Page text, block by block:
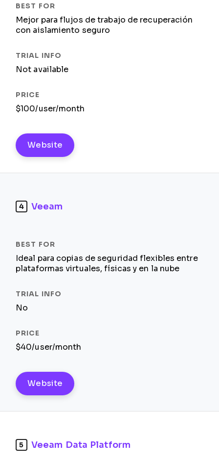
Mejor para flujos de trabajo de recuperación
con aislamiento seguro
Not available
$100/user/month
Website
4 Veeam
Ideal para copias de seguridad flexibles entre
plataformas virtuales, físicas y en la nube
No
$40/user/month
Website
5 Veeam Data Platform